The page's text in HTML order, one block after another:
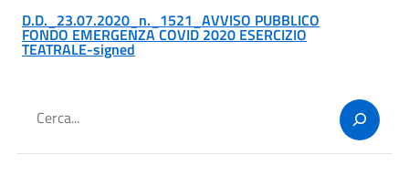
D.D._23.07.2020_n._1521_AVVISO PUBBLICO
FONDO EMERGENZA COVID 2020 ESERCIZIO
TEATRALE-signed
Cerca